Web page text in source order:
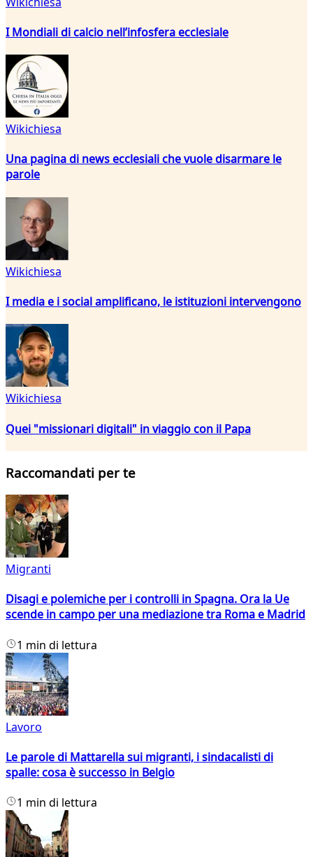
I Mondiali di calcio nell’infosfera ecclesiale
Wikichiesa
Una pagina di news ecclesiali che vuole disarmare le
parole
Wikichiesa
I media e i social amplificano, le istituzioni intervengono
Wikichiesa
Quei "missionari digitali" in viaggio con il Papa
Raccomandati per te
Migranti
Disagi e polemiche per i controlli in Spagna. Ora la Ue
scende in campo per una mediazione tra Roma e Madrid
1 min di lettura
Lavoro
Le parole di Mattarella sui migranti, i sindacalisti di
spalle: cosa è successo in Belgio
1 min di lettura